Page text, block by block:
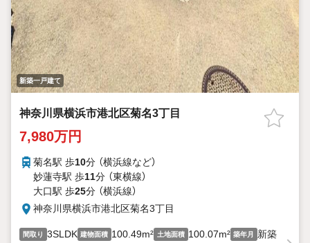
新築一戸建て
神奈川県横浜市港北区菊名3丁目
7,980万円
菊名駅 歩10分 （横浜線など）
妙蓮寺駅 歩11分 （東横線）
大口駅 歩25分 （横浜線）
神奈川県横浜市港北区菊名3丁目
間取り 3SLDK 建物面積 100.49m² 土地面積 100.07m² 築年月 新築